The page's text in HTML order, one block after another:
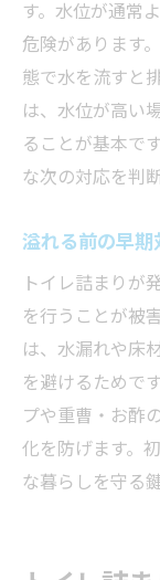
トイレ
費用と
トイレ詰
不適切
化学薬
慌てた
トイレ
再発防止
日常的
流せ
定期
す。水位が通常
危険があります
態で水を流すと
は、水位が高い
ることが基本で
な次の対応を判
溢れる前の早
トイレ詰まりが
を行うことが被
は、水漏れや床
を避けるためで
プや重曹・お酢
化を防げます。
な暮らしを守る